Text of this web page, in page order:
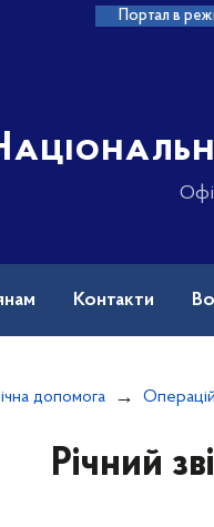
Портал в
Контакти
допомога
Річний